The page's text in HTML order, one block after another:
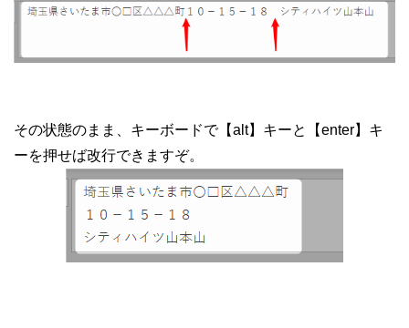
その状態のまま、キーボードで【alt】キーと【enter】キ
ーを押せば改行できますぞ。